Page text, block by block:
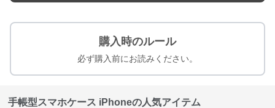
購入時のルール
必ず購入前にお読みください。
手帳型スマホケース iPhoneの人気アイテム